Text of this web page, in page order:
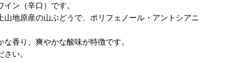
ン（辛口）です。
地原産の山ぶどうで、ポリフェノール・アントシアニ
香り、爽やかな酸味が特徴です。
い。